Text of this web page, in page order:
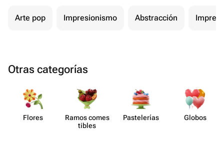
Arte pop Impresionismo Abstracción
Otras categorías
Flores
Ramos comes​
tibles
Paste​lerías Globos